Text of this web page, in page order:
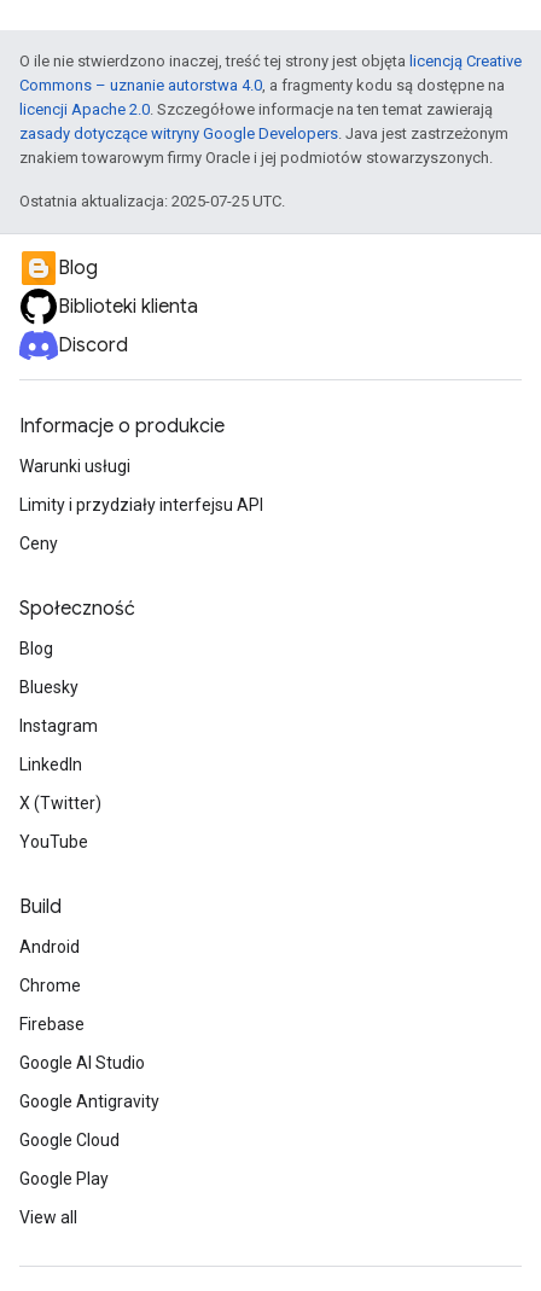
O ile nie stwierdzono inaczej, treść tej strony jest objęta licencją Creative
Commons – uznanie autorstwa 4.0, a fragmenty kodu są dostępne na
licencji Apache 2.0. Szczegółowe informacje na ten temat zawierają
zasady dotyczące witryny Google Developers. Java jest zastrzeżonym
znakiem towarowym firmy Oracle i jej podmiotów stowarzyszonych.
Ostatnia aktualizacja: 2025-07-25 UTC.
Blog
Biblioteki klienta
Discord
Informacje o produkcie
Warunki usługi
Limity i przydziały interfejsu API
Ceny
Społeczność
Blog
Bluesky
Instagram
LinkedIn
X (Twitter)
YouTube
Build
Android
Chrome
Firebase
Google AI Studio
Google Antigravity
Google Cloud
Google Play
View all